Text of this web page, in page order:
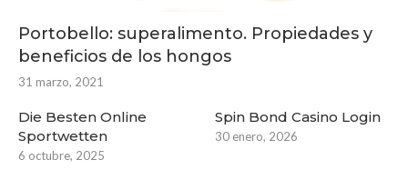
Portobello: superalimento. Propiedades y
beneficios de los hongos
31 marzo, 2021
Die Besten Online
Sportwetten
6 octubre, 2025
Spin Bond Casino Login
30 enero, 2026